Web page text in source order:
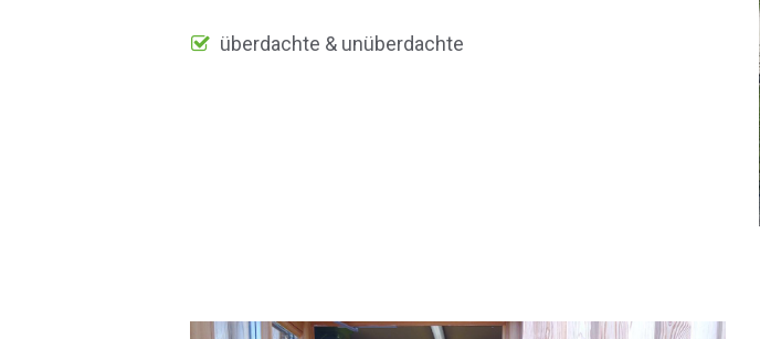
überdachte & unüberdachte